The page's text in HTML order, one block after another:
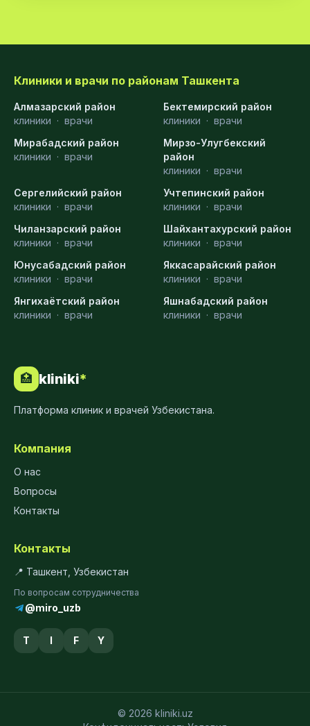
Клиники и врачи по районам Ташкента
Алмазарский район
клиники · врачи
Бектемирский район
клиники · врачи
Мирабадский район
клиники · врачи
Мирзо-Улугбекский
район
клиники · врачи
Сергелийский район
клиники · врачи
Учтепинский район
клиники · врачи
Чиланзарский район
клиники · врачи
Шайхантахурский район
клиники · врачи
Юнусабадский район
клиники · врачи
Яккасарайский район
клиники · врачи
Янгихаётский район
клиники · врачи
Яшнабадский район
клиники · врачи
🏥 kliniki*
Платформа клиник и врачей Узбекистана.
Компания
О нас
Вопросы
Контакты
Контакты
📍 Ташкент, Узбекистан
По вопросам сотрудничества
@miro_uzb
T I F Y
© 2026 kliniki.uz